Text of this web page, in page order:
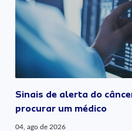
Sinais de alerta do
procurar um médico
04, ago de 2026